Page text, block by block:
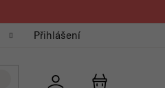
Přihlášení